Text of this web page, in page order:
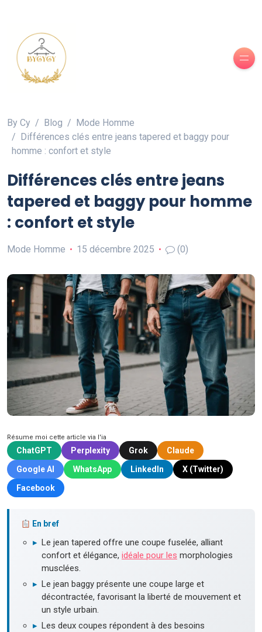
By Cy Blog
Mode Homme
Différences clés entre jeans tapered et baggy pour
homme : confort et style
Différences clés entre jeans
tapered et baggy pour homme
: confort et style
Mode Homme 15 décembre 2025 (0)
Résume moi cette article via l'ia
ChatGPT Perplexity Grok
Claude
Google AI
WhatsApp LinkedIn
X (Twitter)
Facebook
En bref
▸ Le jean tapered offre une coupe fuselée, alliant
confort et élégance, idéale pour les morphologies
musclées.
▸ Le jean baggy présente une coupe large et
décontractée, favorisant la liberté de mouvement et
un style urbain.
▸ Les deux coupes répondent à des besoins